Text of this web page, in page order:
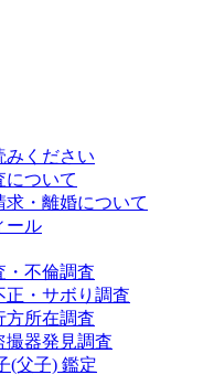
みください
について
求・離婚について
ール
・不倫調査
正・サボり調査
方所在調査
撮器発見調査
(父子) 鑑定